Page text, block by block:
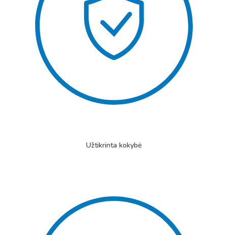
Užtikrinta kokybė